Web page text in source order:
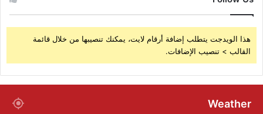
هذا الويدجت يتطلب إضافة أرقام لايت، يمكنك تنصيبها من خلال قائمة
القالب > تنصيب الإضافات.
Weather